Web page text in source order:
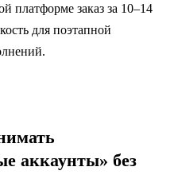
платформе заказ за 10–14
для поэтапной
аккаунты» без